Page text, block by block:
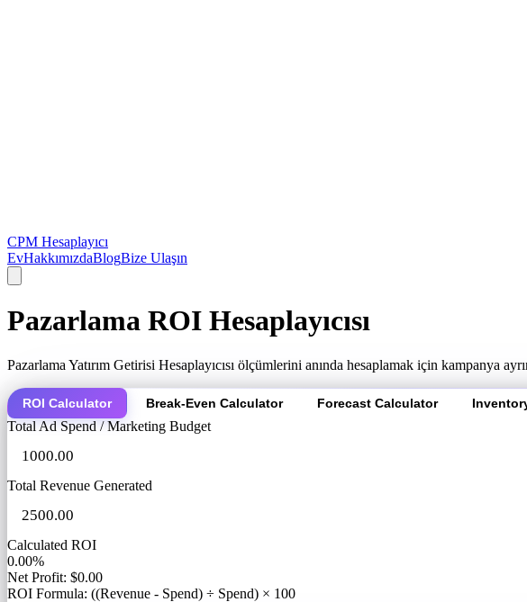
CPM Hesaplayıcı
EvHakkımızdaBlogBize Ulaşın
Pazarlama ROI Hesaplayıcısı
Pazarlama Yatırım Getirisi Hesaplayıcısı ölçümlerini anında hesaplamak için kampanya
ROI Calculator Break-Even Calculator Forecast Calculator
Total Ad Spend / Marketing Budget
Total Revenue Generated
Calculated ROI
0.00%
Net Profit: $0.00
ROI Formula: ((Revenue - Spend) ÷ Spend) × 100